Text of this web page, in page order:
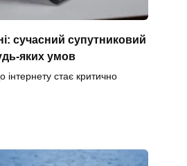
сучасний супутниковий
яких умов
інтернету стає критично